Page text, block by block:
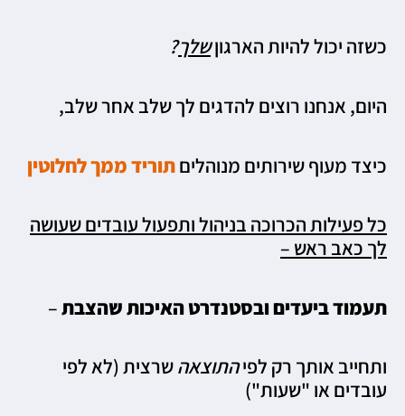
כשזה יכול להיות הארגוןשלך?
היום, אנחנו רוצים להדגים לך שלב אחר שלב,
כיצד מעוף שירותים מנוהליםתוריד ממך לחלוטין
כל פעילות הכרוכה בניהול ותפעול עובדים שעושה
לך כאב ראש –
תעמוד ביעדים ובסטנדרט האיכות שהצבת–
ותחייב אותך רק לפיהתוצאהשרצית (לא לפי
עובדים או "שעות")